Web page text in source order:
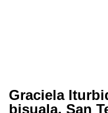
Graciela
bisuala, San